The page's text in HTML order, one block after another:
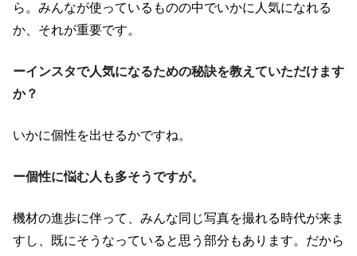
ら。みんなが使っているものの中でいかに人気になれる
か、それが重要です。
ーインスタで人気になるための秘訣を教えていただけます
か？
いかに個性を出せるかですね。
ー個性に悩む人も多そうですが。
機材の進歩に伴って、みんな同じ写真を撮れる時代が来ま
すし、既にそうなっていると思う部分もあります。だから